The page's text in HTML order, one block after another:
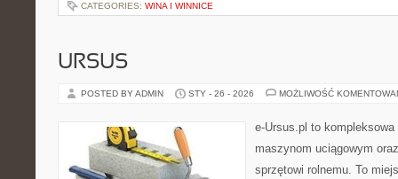
CATEGORIES: WINA I WINNICE
URSUS
POSTED BY ADMIN STY - 26 - 2026 MOŻLIWOŚĆ
e-Ursus.pl to
maszynom uciągowym
sprzętowi rolnemu. To